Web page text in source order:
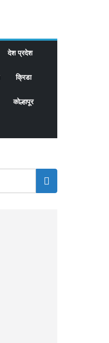
देश प्रदेश
क्रिडा
कोल्हापूर